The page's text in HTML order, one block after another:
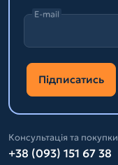
E-mail
Підписатись
Консультація та покупки
+38 (093) 151 67 38